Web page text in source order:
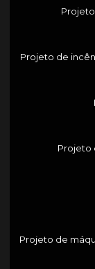
Projeto de
Projeto
Projeto de